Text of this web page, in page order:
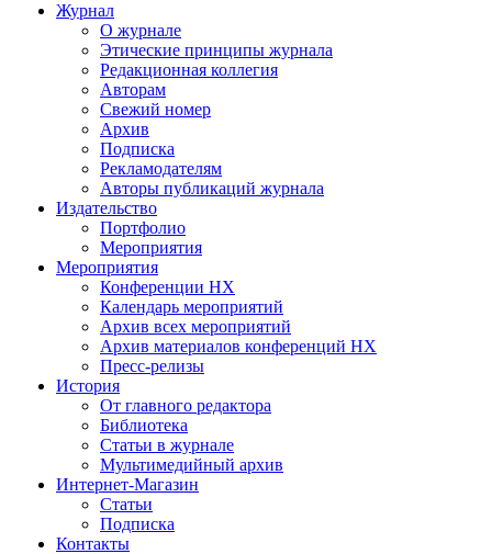
Журнал
О журнале
Этические принципы журнала
Редакционная коллегия
Авторам
Свежий номер
Архив
Подписка
Рекламодателям
Авторы публикаций журнала
Издательство
Портфолио
Мероприятия
Мероприятия
Конференции НХ
Календарь мероприятий
Архив всех мероприятий
Архив материалов конференций НХ
Пресс-релизы
История
От главного редактора
Библиотека
Статьи в журнале
Мультимедийный архив
Интернет-Магазин
Статьи
Подписка
Контакты